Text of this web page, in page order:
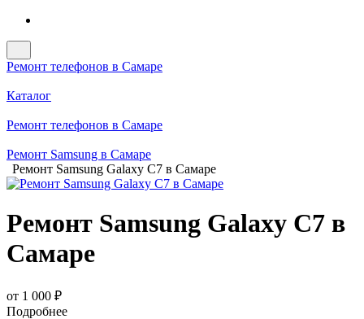
Ремонт телефонов в Самаре
Каталог
Ремонт телефонов в Самаре
Ремонт Samsung в Самаре
Ремонт Samsung Galaxy C7 в Самаре
Ремонт Samsung Galaxy C7 в
Самаре
от 1 000 ₽
Подробнее